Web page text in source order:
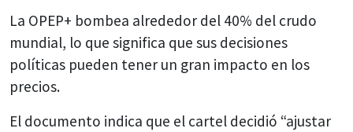
La OPEP+ bombea alrededor del 40% del crudo
mundial, lo que significa que sus decisiones
políticas pueden tener un gran impacto en los
precios.
El documento indica que el cartel decidió “ajustar